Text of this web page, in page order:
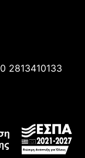
2813410133